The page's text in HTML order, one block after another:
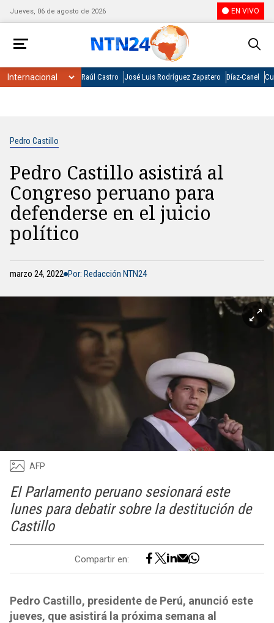
Jueves, 06 de agosto de 2026 EN VIVO
Raúl Castro José Luis Rodríguez Zapatero Díaz-Canel
Pedro Castillo
Pedro Castillo asistirá al
Congreso peruano para
defenderse en el juicio
político
marzo 24, 2022 Por: Redacción NTN24
AFP
El Parlamento peruano sesionará este
lunes para debatir sobre la destitución de
Castillo
Compartir en:
Pedro Castillo, presidente de Perú, anunció este
jueves, que asistirá la próxima semana al